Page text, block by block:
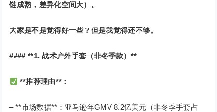
链成熟，差异化空间大）。
大家是不是觉得好一些？但是我觉得还不够。
#### **1. 战术户外手套（非冬季款）**
**推荐理由**：
– **市场数据**：亚马逊年GMV 8.2亿美元（非冬季手套占